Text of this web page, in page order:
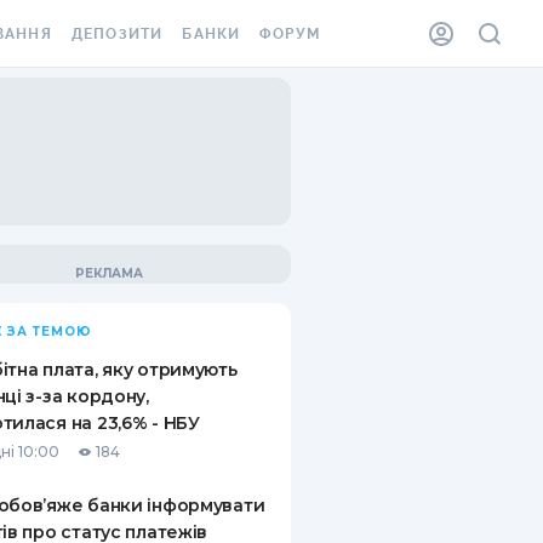
ВІНЬЄТКА
ВІД
ВИПАДКІВ
ДЕПОЗИТИ
ПИТАННЯ ТА ВІДПОВІДІ
ПУТІВНИКИ ПО
ЗАОЩАДЖЕННЯМ
БАНКИ ФОРУМ
ЗА ТЕМОЮ
плата, яку отримують
з-за кордону,
на 23,6% - НБУ
10:00 184
банки інформувати
про статус платежів